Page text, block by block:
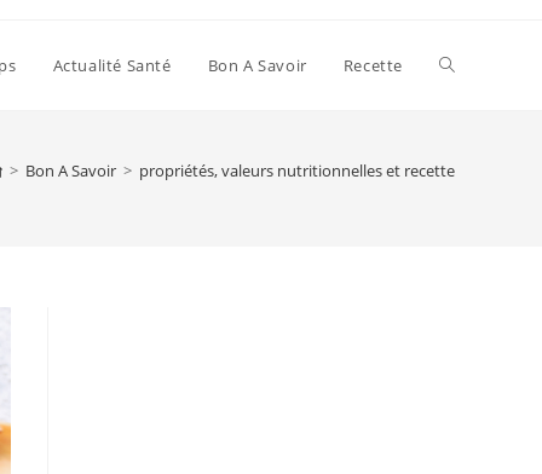
Actualité Santé Bon A Savoir Recette Toggle
> Bon A Savoir > propriétés, valeurs nutritionnelles et recette